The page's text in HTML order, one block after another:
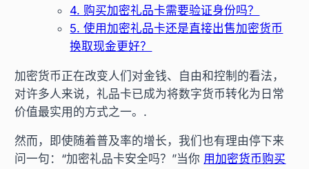
4. 购买加密礼品卡需要验证身份吗？
5. 使用加密礼品卡还是直接出售加密货币
换取现金更好？
加密货币正在改变人们对金钱、自由和控制的看法，
对许多人来说，礼品卡已成为将数字货币转化为日常
价值最实用的方式之一。.
然而，即使随着普及率的增长，我们也有理由停下来
问一句：“加密礼品卡安全吗？”当你 用加密货币购买